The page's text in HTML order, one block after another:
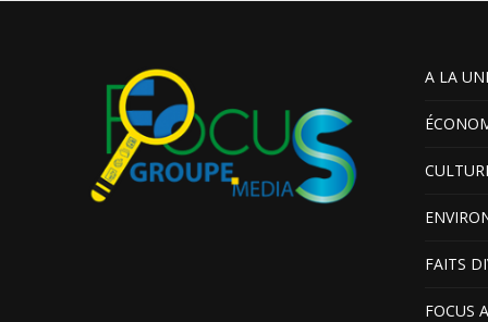
A LA
FAITS
FOCUS